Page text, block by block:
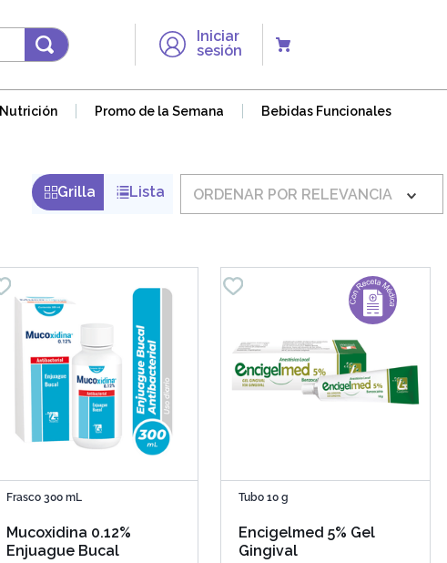
Iniciar
sesión
Nutrición Promo de la Semana Bebidas Funcionales
ORDENAR POR RELEVANCIA
Frasco 300 mL
Mucoxidina 0.12%
Enjuague Bucal
Tubo 10 g
Encigelmed 5% Gel
Gingival